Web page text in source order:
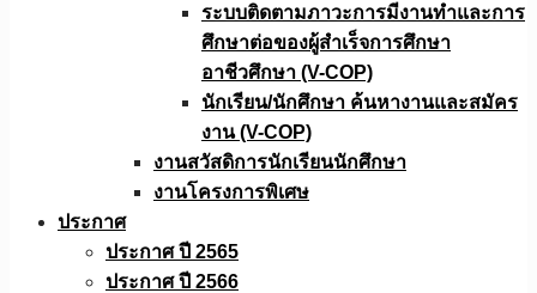
ระบบติดตามภาวะการมีงานทำและการ
ศึกษาต่อของผู้สำเร็จการศึกษา
อาชีวศึกษา (V-COP)
นักเรียน/นักศึกษา ค้นหางานและสมัคร
งาน (V-COP)
งานสวัสดิการนักเรียนนักศึกษา
งานโครงการพิเศษ
ประกาศ
ประกาศ ปี 2565
ประกาศ ปี 2566